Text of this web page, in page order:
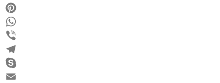
Reddit
Pinterest
WhatsApp
Viber
Telegram
Skype